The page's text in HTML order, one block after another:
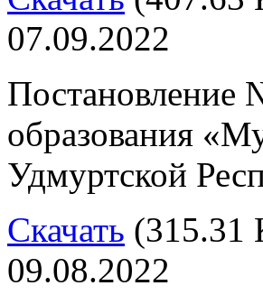
07.09.2022
Постановление
образования
Удмуртской
Скачать (315.31
09.08.2022